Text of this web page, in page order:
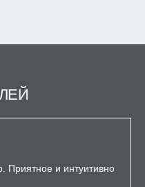
Приятное и интуитивно